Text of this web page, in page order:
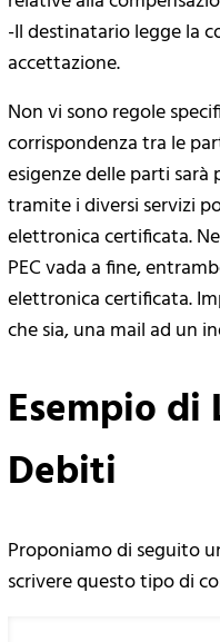
-Il destinatario legge la
accettazione.
Non vi sono regole
corrispondenza tra le
esigenze delle parti
tramite i diversi servizi
elettronica certificata.
PEC vada a fine,
elettronica certificata.
che sia, una mail ad un
Esempio di
Debiti
Proponiamo di seguito
scrivere questo tipo di